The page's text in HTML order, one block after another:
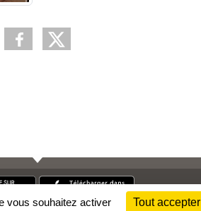
vous souhaitez activer Tout accepter